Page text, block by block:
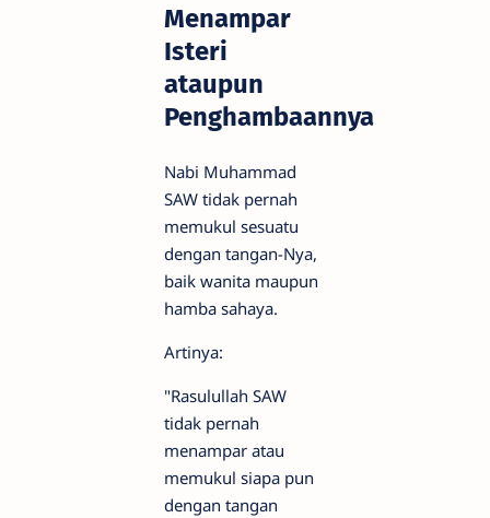
Menampar
Isteri
ataupun
Penghambaannya
Nabi Muhammad
SAW tidak pernah
memukul sesuatu
dengan tangan-Nya,
baik wanita maupun
hamba sahaya.
Artinya:
"Rasulullah SAW
tidak pernah
menampar atau
memukul siapa pun
dengan tangan